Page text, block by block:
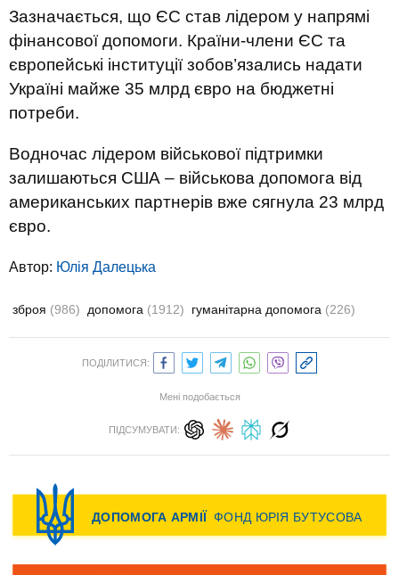
Зазначається, що ЄС став лідером у напрямі
фінансової допомоги. Країни-члени ЄС та
європейські інституції зобов’язались надати
Україні майже 35 млрд євро на бюджетні
потреби.
Водночас лідером військової підтримки
залишаються США – військова допомога від
американських партнерів вже сягнула 23 млрд
євро.
Автор: Юлiя Далецька
зброя (986) допомога (1912) гуманітарна допомога (226)
ПОДІЛИТИСЯ:
Мені подобається
ПІДСУМУВАТИ: